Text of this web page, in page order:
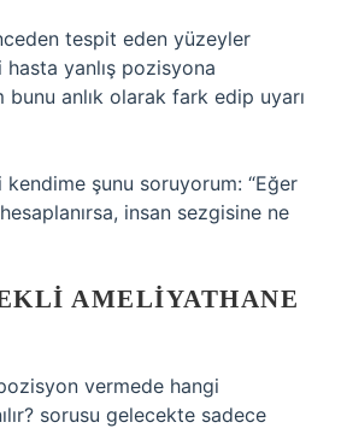
tespit eden yüzeyler
hasta yanlış pozisyona
anlık olarak fark edip uyarı
şunu soruyorum: “Eğer
insan sezgisine ne
AMELIYATHANE
vermede hangi
sorusu gelecekte sadece